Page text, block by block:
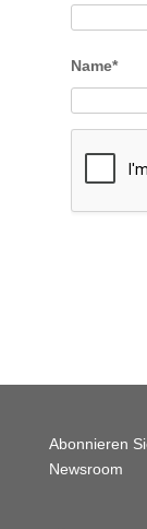
Name*
Abonnieren
Newsroom